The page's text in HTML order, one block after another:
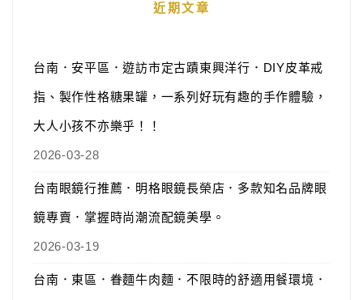
近期文章
台南．安平區．遊訪市定古蹟東興洋行．DIY皮革戒
指、製作性格糖果罐，一系列好玩有趣的手作體驗，
大人小孩不亦樂乎！！
2026-03-28
台南眼鏡行推薦．明格眼鏡長榮店．多款知名品牌眼
鏡專賣．掌握時尚潮流配鏡美學。
2026-03-19
台南．東區．眷麵牛肉麵．不限時的舒適用餐環境．